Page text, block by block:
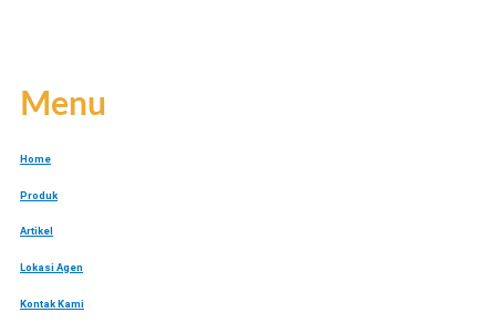
Menu
Home
Produk
Artikel
Lokasi Agen
Kontak Kami